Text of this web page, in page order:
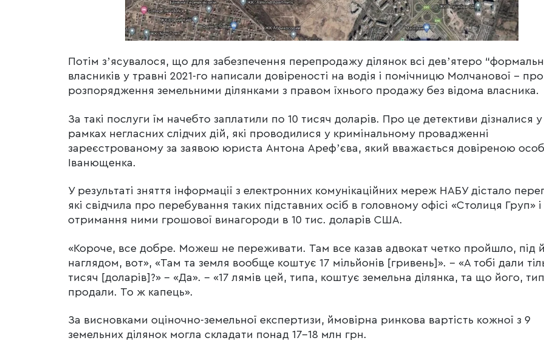
Потім зʼясувалося, що для забезпечення перепродажу ділянок всі девʼятеро
власників у травні 2021-го написали довіреності на водія і помічницю Молчанової – про
розпорядження земельними ділянками з правом їхнього продажу без відома власника.
За такі послуги їм начебто заплатили по 10 тисяч доларів. Про це детективи дізналися у
рамках негласних слідчих дій, які проводилися у кримінальному провадженні
зареєстрованому за заявою юриста Антона Арефʼєва, який вважається довіреною
Іванющенка.
У результаті зняття інформації з електронних комунікаційних мереж НАБУ дістало
які свідчила про перебування таких підставних осіб в головному офісі «Столиця Груп» і
отримання ними грошової винагороди в 10 тис. доларів США.
«Короче, все добре. Можеш не переживати. Там все казав адвокат четко пройшло, під
наглядом, вот», «Там та земля вообще коштує 17 мільйонів [гривень]». – «А тобі дали
тисяч [доларів]?» – «Да». – «17 лямів цей, типа, коштує земельна ділянка, та що його,
продали. То ж капець».
За висновками оціночно-земельної експертизи, ймовірна ринкова вартість кожної з 9
земельних ділянок могла складати понад 17-18 млн грн.